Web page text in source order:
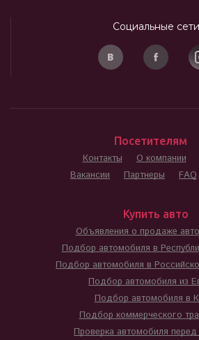
Социальные сети
Посетителям
Контакты О компании
Вакансии
Партнеры FAQ
Купить авто
Объявления о продаже
Подбор автомобиля в
Подбор автомобиля в
Подбор автомобиля из
Подбор автомобиля в
Подбор коммерческого
Проверка автомобиля перед